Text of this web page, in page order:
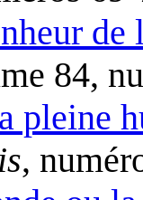
84,
pleine
,